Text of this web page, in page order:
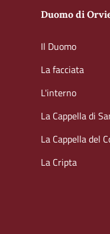
Duomo di
Il Duomo
La facciata
L'interno
La Cappella di
La Cappella del
La Cripta